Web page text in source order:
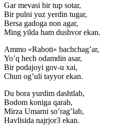
Gar mevasi bir tup sotar,
Bir pulni yuz yerdin tugar,
Bersa gadoga non agar,
Ming yilda ham dushvor ekan.
Ammo «Raboti» bachchag’ar,
Yo’q hech odamdin asar,
Bir podajoyi gov-u xai,
Chun og’uli tayyor ekan.
Du bora yurdim dashtlab,
Bodom koniga qarab,
Mirza Umarni so’rag’lab,
Havlisida najrjor3 ekan.